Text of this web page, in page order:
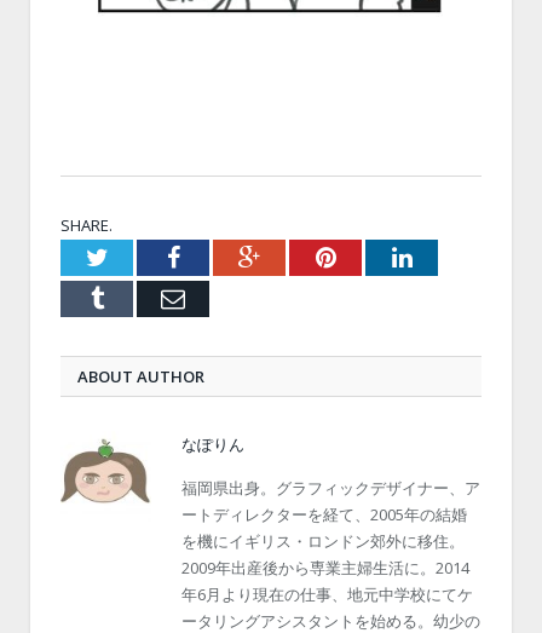
SHARE.
TwitterFacebookGoogle+PinterestLinkedIn
Tumblr Email
ABOUT AUTHOR
なぽりん
福岡県出身。グラフィックデザイナー、ア
ートディレクターを経て、2005年の結婚
を機にイギリス・ロンドン郊外に移住。
2009年出産後から専業主婦生活に。2014
年6月より現在の仕事、地元中学校にてケ
ータリングアシスタントを始める。幼少の